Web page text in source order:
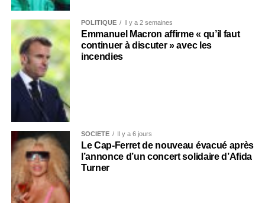
POLITIQUE Il y a 2 semaines
Emmanuel Macron affirme « qu’il faut
continuer à discuter » avec les
incendies
SOCIÉTÉ Il y a 6 jours
Le Cap-Ferret de nouveau évacué après
l’annonce d’un concert solidaire d’Afida
Turner